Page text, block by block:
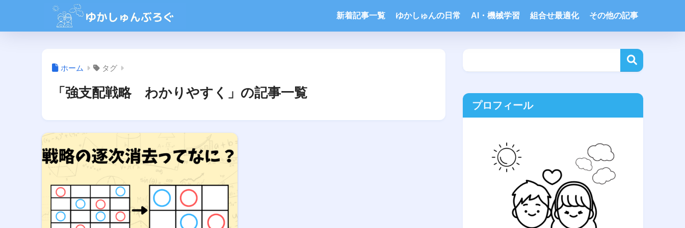
新着記事一覧 ゆかしゅんの日常 AI・機械学習 組合せ最適化 その他の記事
ホーム タグ
「強支配戦略 わかりやすく」の記事一覧
プロフィール